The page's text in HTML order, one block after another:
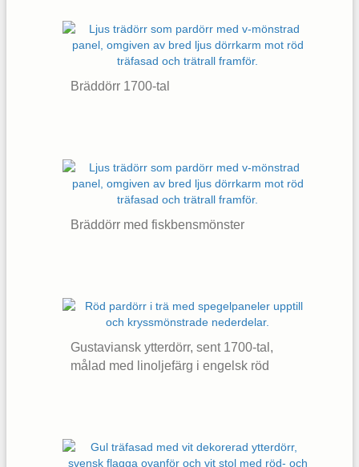
Bräddörr 1700-tal
Bräddörr med fiskbensmönster
Gustaviansk ytterdörr, sent 1700-tal,
målad med linoljefärg i engelsk röd